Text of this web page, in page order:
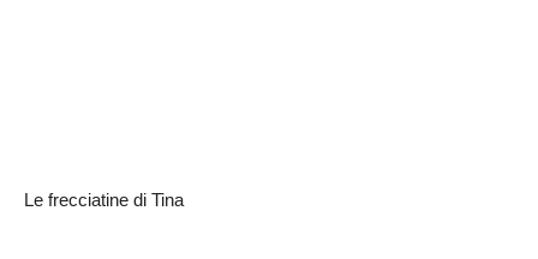
Le frecciatine di Tina